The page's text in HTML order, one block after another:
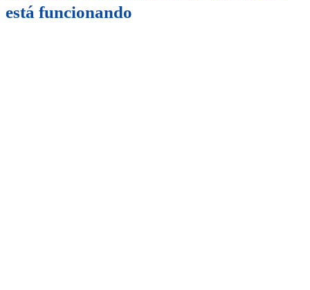
está funcionando